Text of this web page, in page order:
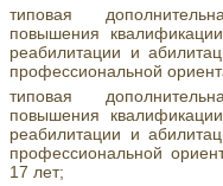
типовая
повышения
реабилитации и
профессиональной
типовая
повышения
реабилитации и
профессиональной
17 лет;